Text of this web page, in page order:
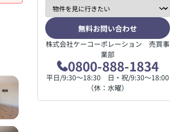
無料お問い合わせ
株式会社ケーコーポレーション 売買事
業部
0800-888-1834
平日/9:30～18:30 日・祝/9:30～18:00
（休：水曜）